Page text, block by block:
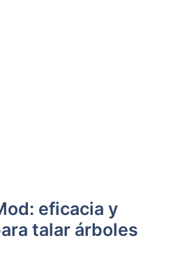
eficacia y
talar árboles